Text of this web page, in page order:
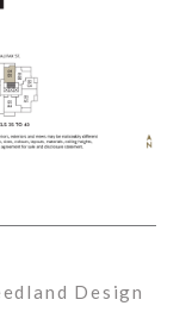
Design